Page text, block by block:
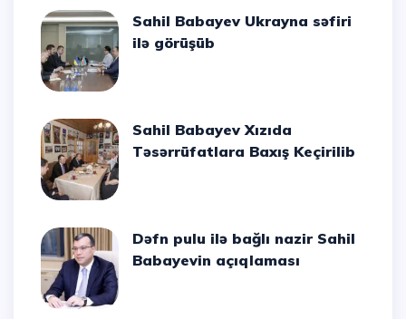
Sahil Babayev Ukrayna səfiri
ilə görüşüb
Sahil Babayev Xızıda
Təsərrüfatlara Baxış Keçirilib
Dəfn pulu ilə bağlı nazir Sahil
Babayevin açıqlaması